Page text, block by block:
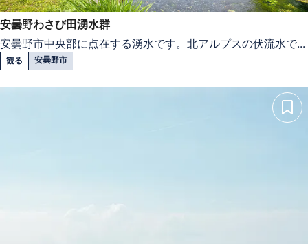
安曇野わさび田湧水群
安曇野市中央部に点在する湧水です。北アルプスの伏流水で...
観る 安曇野市